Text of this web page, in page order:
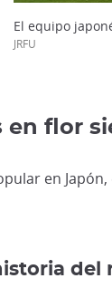
El equipo
JRFU
en flor
en
del